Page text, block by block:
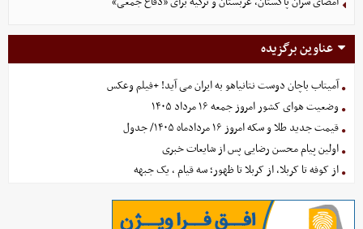
عناوین برگزیده
آمیتاب باچان دوست نتانیاهو به ایران می آید! +فیلم وعکس
وضعیت هوای کشور امروز جمعه ۱۶ مرداد ۱۴۰۵
قیمت جدید طلا و سکه امروز ۱۶ مردادماه ۱۴۰۵/ جدول
اولین پیام محسن رضایی پس از شایعات خبری
از کوفه تا کربلا، از کربلا تا ظهور؛ سه قیام ، یک جبهه